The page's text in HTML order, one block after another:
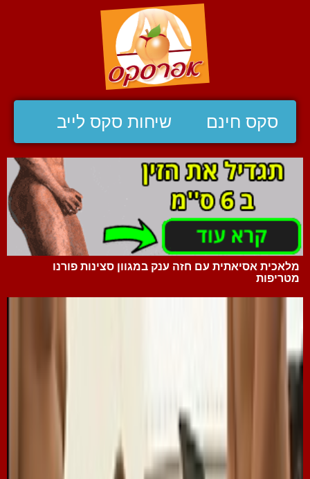
סקס חינם שיחות סקס לייב
מלאכית אסיאתית עם חזה ענק במגוון סצינות פורנו
מטריפות